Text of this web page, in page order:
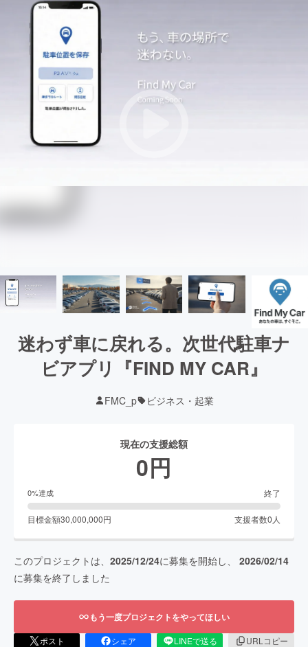
迷わず車に戻れる。次世代駐車ナ
ビアプリ『FIND MY CAR』
FMC_p ビジネス・起業
現在の支援総額
0円
0%達成 終了
目標金額30,000,000円 支援者数0 人
このプロジェクトは、 2025/12/24に募集を開始し、 2026/02/14
に募集を終了しました
もう一度プロジェクトをやってほしい
ポスト シェア LINEで送る
URLコピー